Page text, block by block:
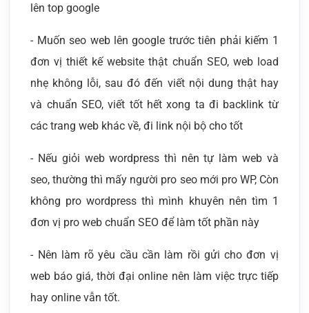
lên top google
- Muốn seo web lên google trước tiên phải kiếm 1
đơn vị thiết kế website thật chuẩn SEO, web load
nhẹ không lỗi, sau đó đến viết nội dung thật hay
và chuẩn SEO, viết tốt hết xong ta đi backlink từ
các trang web khác về, đi link nội bộ cho tốt
- Nếu giỏi web wordpress thì nên tự làm web và
seo, thường thì mấy người pro seo mới pro WP, Còn
không pro wordpress thì mình khuyên nên tìm 1
đơn vị pro web chuẩn SEO để làm tốt phần này
- Nên làm rõ yêu cầu cần làm rồi gửi cho đơn vị
web báo giá, thời đại online nên làm việc trực tiếp
hay online vẫn tốt.